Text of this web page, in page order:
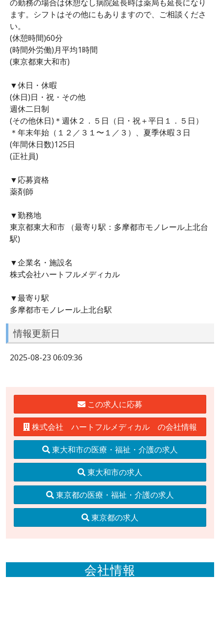
の勤務の場合は休憩なし病院延長時は薬局も延長になり
ます。シフトはその他にもありますので、ご相談くださ
い。
(休憩時間)60分
(時間外労働)月平均1時間
(東京都東大和市)
▼休日・休暇
(休日)日・祝・その他
週休二日制
(その他休日)＊週休２．５日（日・祝＋平日１．５日）
＊年末年始（１２／３１〜１／３）、夏季休暇３日
(年間休日数)125日
(正社員)
▼応募資格
薬剤師
▼勤務地
東京都東大和市 （最寄り駅：多摩都市モノレール上北台
駅)
▼企業名・施設名
株式会社ハートフルメディカル
▼最寄り駅
多摩都市モノレール上北台駅
情報更新日
2025-08-23 06:09:36
この求人に応募
株式会社 ハートフルメディカル の会社情報
東大和市の医療・福祉・介護の求人
東大和市の求人
東京都の医療・福祉・介護の求人
東京都の求人
会社情報